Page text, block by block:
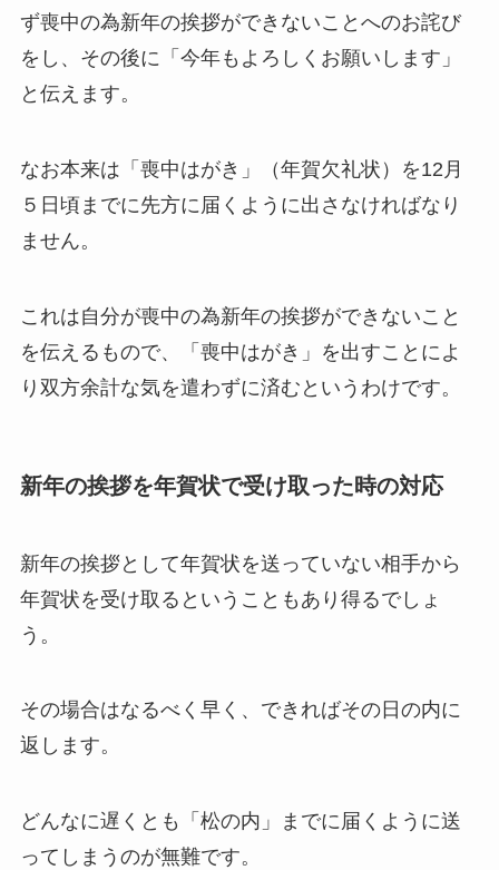
ず喪中の為新年の挨拶ができないことへのお詫び
をし、その後に「今年もよろしくお願いします」
と伝えます。
なお本来は「喪中はがき」（年賀欠礼状）を12月
５日頃までに先方に届くように出さなければなり
ません。
これは自分が喪中の為新年の挨拶ができないこと
を伝えるもので、「喪中はがき」を出すことによ
り双方余計な気を遣わずに済むというわけです。
新年の挨拶を年賀状で受け取った時の対応
新年の挨拶として年賀状を送っていない相手から
年賀状を受け取るということもあり得るでしょ
う。
その場合はなるべく早く、できればその日の内に
返します。
どんなに遅くとも「松の内」までに届くように送
ってしまうのが無難です。